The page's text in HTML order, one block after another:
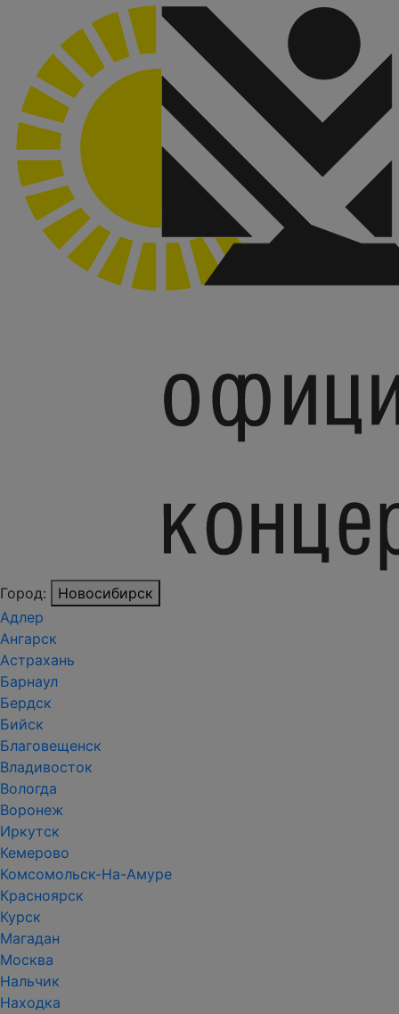
Город:
Новосибирск
Адлер
Ангарск
Астрахань
Барнаул
Бердск
Бийск
Благовещенск
Владивосток
Вологда
Воронеж
Иркутск
Кемерово
Комсомольск-На-Амуре
Красноярск
Курск
Магадан
Москва
Нальчик
Находка